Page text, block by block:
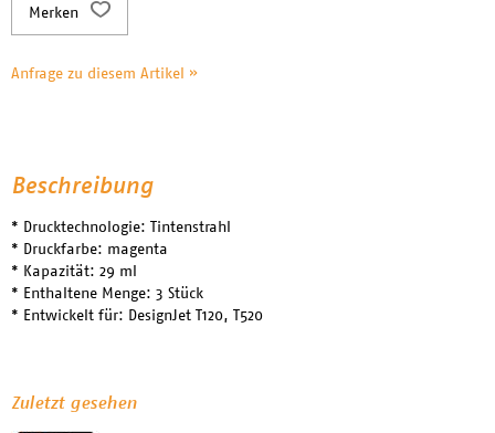
Merken
Anfrage zu diesem Artikel »
Beschreibung
* Drucktechnologie: Tintenstrahl
* Druckfarbe: magenta
* Kapazität: 29 ml
* Enthaltene Menge: 3 Stück
* Entwickelt für: DesignJet T120, T520
Zuletzt gesehen